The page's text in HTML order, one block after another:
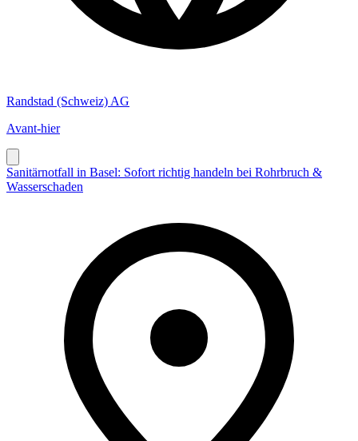
Randstad (Schweiz) AG
Avant-hier
Sanitärnotfall in Basel: Sofort richtig handeln bei Rohrbruch &
Wasserschaden